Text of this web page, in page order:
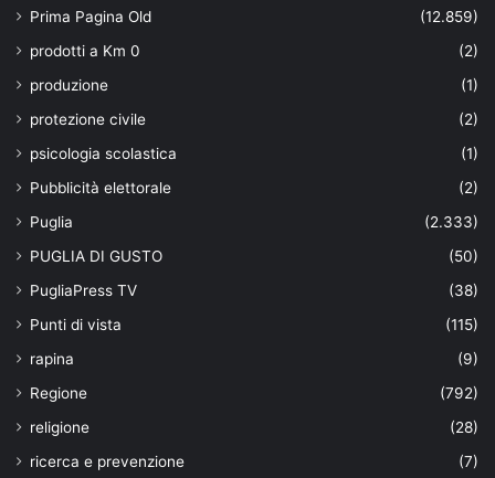
Prima Pagina Old
(12.859)
prodotti a Km 0
(2)
produzione
(1)
protezione civile
(2)
psicologia scolastica
(1)
Pubblicità elettorale
(2)
Puglia
(2.333)
PUGLIA DI GUSTO
(50)
PugliaPress TV
(38)
Punti di vista
(115)
rapina
(9)
Regione
(792)
religione
(28)
ricerca e prevenzione
(7)